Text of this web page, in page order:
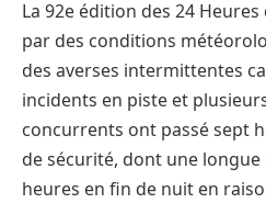
La 92e édition des 24
par des conditions
des averses intermittentes
incidents en piste et
concurrents ont passé sept
de sécurité, dont une
heures en fin de nuit en